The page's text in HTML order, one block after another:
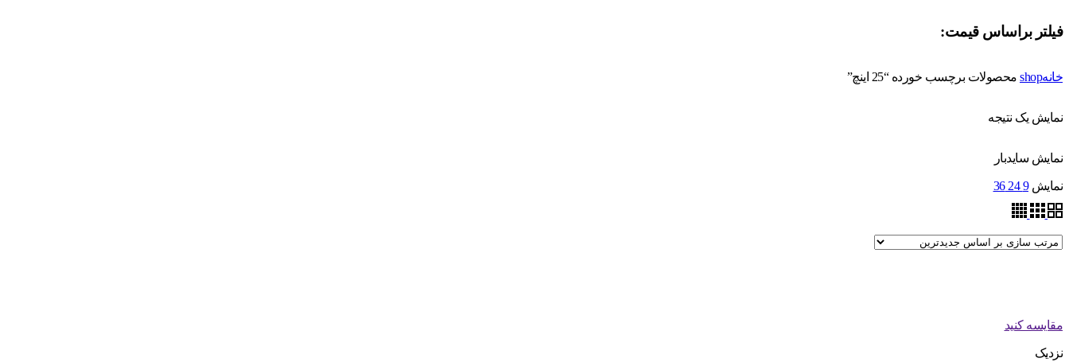
فیلتر براساس قیمت:
خانهshop محصولات برچسب خورده “25 اینچ”
نمایش یک نتیجه
نمایش سایدبار
نمایش 9
24
36
مقایسه کنید
نزدیک